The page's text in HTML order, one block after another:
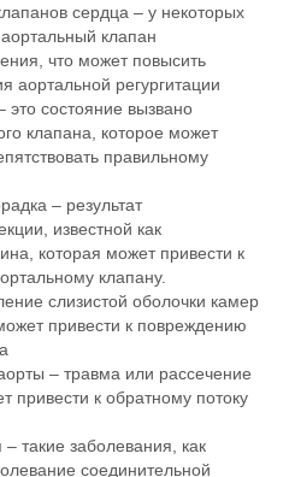
сердца – у некоторых
клапан
что может повысить
аортальной регургитации
это состояние вызвано
клапана, которое может
правильному
– результат
известной как
которая может привести к
клапану.
слизистой оболочки камер
привести к повреждению
– травма или рассечение
привести к обратному потоку
такие заболевания, как
соединительной